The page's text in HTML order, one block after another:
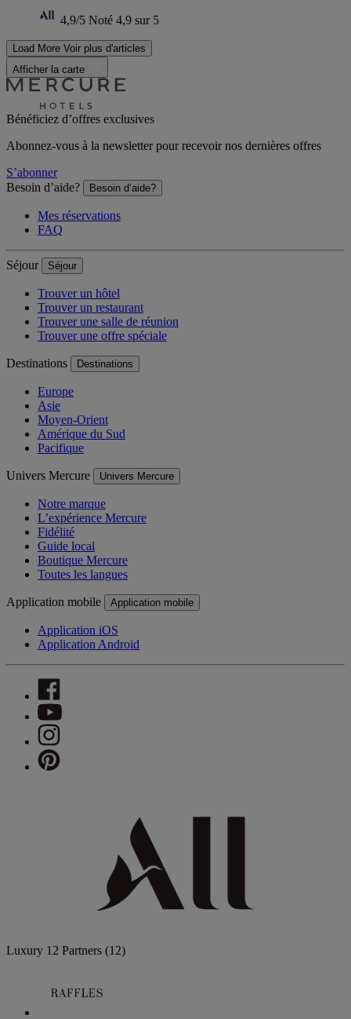
4,9/5 Noté 4,9 sur 5
Load More Voir plus d'articles
Afficher la carte
Bénéficiez d’offres exclusives
Abonnez-vous à la newsletter pour recevoir nos dernières offres
S’abonner
Besoin d’aide?
Besoin d’aide?
Mes réservations
FAQ
Séjour Séjour
Trouver un hôtel
Trouver un restaurant
Trouver une salle de réunion
Trouver une offre spéciale
Destinations Destinations
Europe
Asie
Moyen-Orient
Amérique du Sud
Pacifique
Univers Mercure Univers Mercure
Notre marque
L’expérience Mercure
Fidélité
Guide local
Boutique Mercure
Toutes les langues
Application mobile Application mobile
Application iOS
Application Android
Luxury 12 Partners (12)